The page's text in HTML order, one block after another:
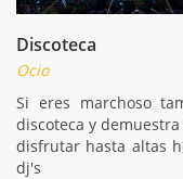
Discoteca
Ocio
Si eres marchoso
discoteca y
disfrutar hasta altas
dj's